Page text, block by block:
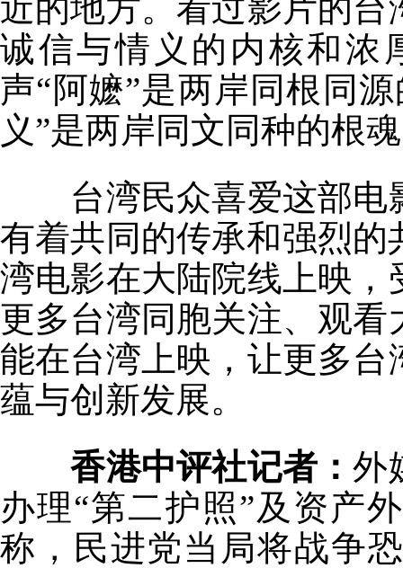
近的地方。看过影片的
诚信与情义的内核和浓
声“阿嬷”是两岸同根同
义”是两岸同文同种的根
台湾民众喜爱这部电
有着共同的传承和强烈
湾电影在大陆院线上映
更多台湾同胞关注、观
能在台湾上映，让更多
蕴与创新发展。
香港中评社记者：外
办理“第二护照”及资产
称，民进党当局将战争